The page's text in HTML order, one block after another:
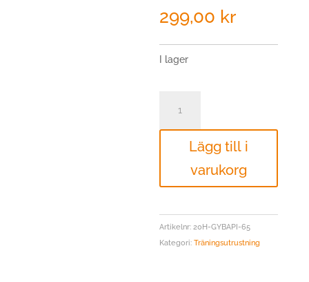
299,00 kr
I lager
röd
Lägg till i
varukorg
Artikelnr:20H-GYBAPI-65
Kategori:Träningsutrustning